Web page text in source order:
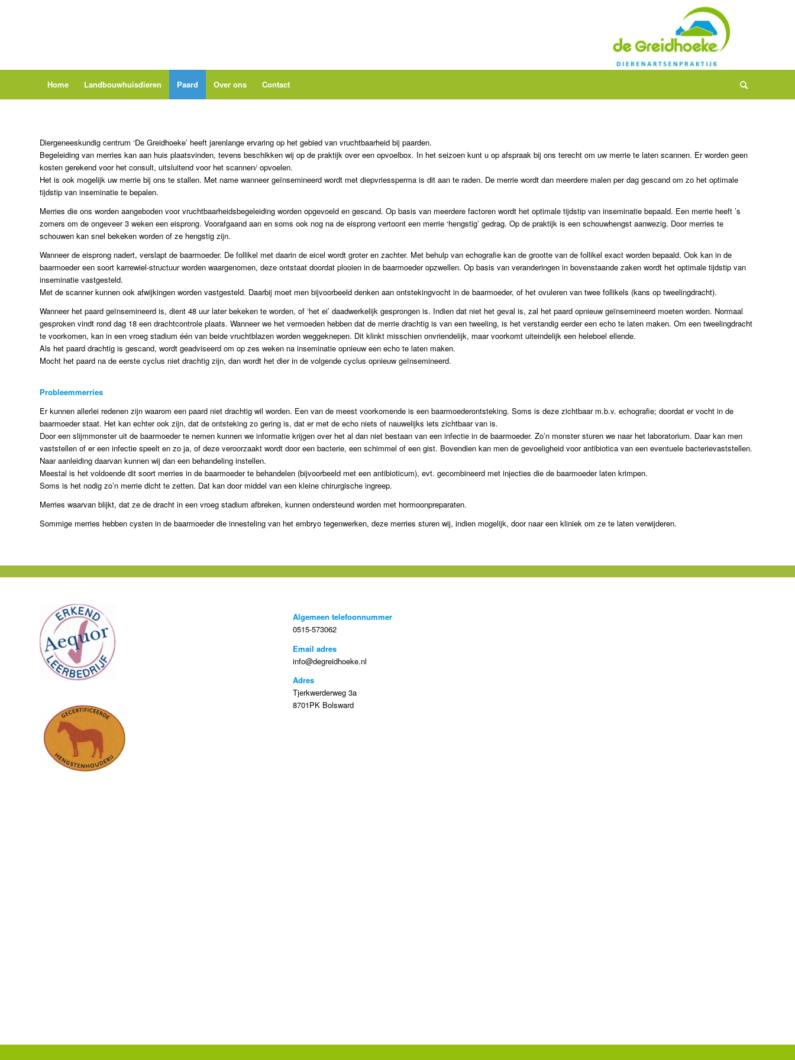
Home Landbouwhuisdieren Paard Over ons Contact
Diergeneeskundig centrum ‘De Greidhoeke’ heeft jarenlange ervaring op het gebied van vruchtbaarheid bij paarden.
Begeleiding van merries kan aan huis plaatsvinden, tevens beschikken wij op de praktijk over een opvoelbox. In het seizoen kunt u op afspraak bij ons terecht om uw merrie te laten scannen. Er worden geen
kosten gerekend voor het consult, uitsluitend voor het scannen/ opvoelen.
Het is ook mogelijk uw merrie bij ons te stallen. Met name wanneer geïnsemineerd wordt met diepvriessperma is dit aan te raden. De merrie wordt dan meerdere malen per dag gescand om zo het optimale
tijdstip van inseminatie te bepalen.
Merries die ons worden aangeboden voor vruchtbaarheidsbegeleiding worden opgevoeld en gescand. Op basis van meerdere factoren wordt het optimale tijdstip van inseminatie bepaald. Een merrie heeft ’s
zomers om de ongeveer 3 weken een eisprong. Voorafgaand aan en soms ook nog na de eisprong vertoont een merrie ‘hengstig’ gedrag. Op de praktijk is een schouwhengst aanwezig. Door merries te
schouwen kan snel bekeken worden of ze hengstig zijn.
Wanneer de eisprong nadert, verslapt de baarmoeder. De follikel met daarin de eicel wordt groter en zachter. Met behulp van echografie kan de grootte van de follikel exact worden bepaald. Ook kan in de
baarmoeder een soort karrewiel-structuur worden waargenomen, deze ontstaat doordat plooien in de baarmoeder opzwellen. Op basis van veranderingen in bovenstaande zaken wordt het optimale tijdstip van
inseminatie vastgesteld.
Met de scanner kunnen ook afwijkingen worden vastgesteld. Daarbij moet men bijvoorbeeld denken aan ontstekingvocht in de baarmoeder, of het ovuleren van twee follikels (kans op tweelingdracht).
Wanneer het paard geïnsemineerd is, dient 48 uur later bekeken te worden, of ‘het ei’ daadwerkelijk gesprongen is. Indien dat niet het geval is, zal het paard opnieuw geïnsemineerd moeten worden. Normaal
gesproken vindt rond dag 18 een drachtcontrole plaats. Wanneer we het vermoeden hebben dat de merrie drachtig is van een tweeling, is het verstandig eerder een echo te laten maken. Om een tweelingdracht
te voorkomen, kan in een vroeg stadium één van beide vruchtblazen worden weggeknepen. Dit klinkt misschien onvriendelijk, maar voorkomt uiteindelijk een heleboel ellende.
Als het paard drachtig is gescand, wordt geadviseerd om op zes weken na inseminatie opnieuw een echo te laten maken.
Mocht het paard na de eerste cyclus niet drachtig zijn, dan wordt het dier in de volgende cyclus opnieuw geïnsemineerd.
Probleemmerries
Er kunnen allerlei redenen zijn waarom een paard niet drachtig wil worden. Een van de meest voorkomende is een baarmoederontsteking. Soms is deze zichtbaar m.b.v. echografie; doordat er vocht in de
baarmoeder staat. Het kan echter ook zijn, dat de ontsteking zo gering is, dat er met de echo niets of nauwelijks iets zichtbaar van is.
Door een slijmmonster uit de baarmoeder te nemen kunnen we informatie krijgen over het al dan niet bestaan van een infectie in de baarmoeder. Zo’n monster sturen we naar het laboratorium. Daar kan men
vaststellen of er een infectie speelt en zo ja, of deze veroorzaakt wordt door een bacterie, een schimmel of een gist. Bovendien kan men de gevoeligheid voor antibiotica van een eventuele bacterievaststellen.
Naar aanleiding daarvan kunnen wij dan een behandeling instellen.
Meestal is het voldoende dit soort merries in de baarmoeder te behandelen (bijvoorbeeld met een antibioticum), evt. gecombineerd met injecties die de baarmoeder laten krimpen.
Soms is het nodig zo’n merrie dicht te zetten. Dat kan door middel van een kleine chirurgische ingreep.
Merries waarvan blijkt, dat ze de dracht in een vroeg stadium afbreken, kunnen ondersteund worden met hormoonpreparaten.
Sommige merries hebben cysten in de baarmoeder die innesteling van het embryo tegenwerken, deze merries sturen wij, indien mogelijk, door naar een kliniek om ze te laten verwijderen.
Algemeen telefoonnummer
0515-573062
Email adres
info@degreidhoeke.nl
Adres
Tjerkwerderweg 3a
8701PK Bolsward